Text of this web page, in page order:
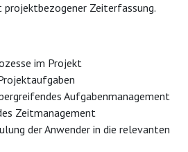
Zeiterfassung.
im Projekt
Aufgabenmanagement
Zeitmanagement
der Anwender in die relevanten